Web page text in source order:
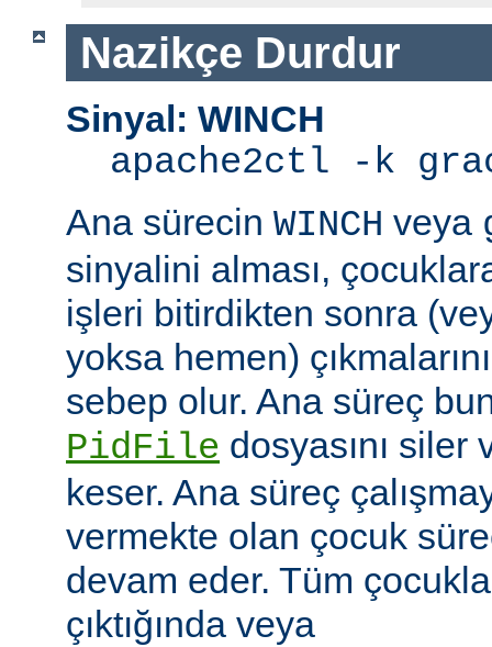
Nazikçe Durdur
Sinyal: WINCH
apache2ctl -k
Ana sürecin WINCH veya
sinyalini alması,
işleri bitirdikten sonra
yoksa hemen)
sebep olur. Ana süreç
PidFile dosyasını
keser. Ana süreç
vermekte olan çocuk
devam eder. Tüm
çıktığında veya